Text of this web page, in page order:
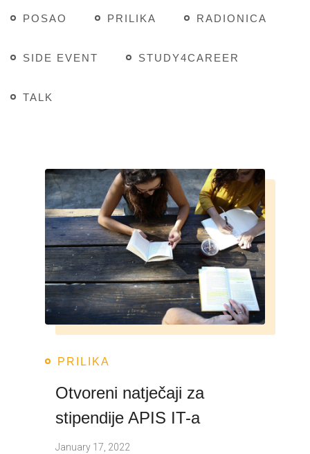
POSAO PRILIKA RADIONICA
SIDE EVENT STUDY4CAREER
TALK
PRILIKA
Otvoreni natječaji za
stipendije APIS IT-a
January 17, 2022